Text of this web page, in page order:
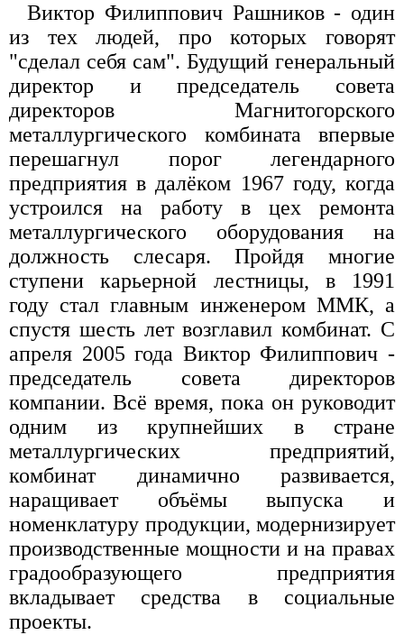
Виктор Филиппович Рашников - один
из тех людей, про которых говорят
"сделал себя сам". Будущий генеральный
директор и председатель совета
директоров Магнитогорского
металлургического комбината впервые
перешагнул порог легендарного
предприятия в далёком 1967 году, когда
устроился на работу в цех ремонта
металлургического оборудования на
должность слесаря. Пройдя многие
ступени карьерной лестницы, в 1991
году стал главным инженером ММК, а
спустя шесть лет возглавил комбинат. С
апреля 2005 года Виктор Филиппович -
председатель совета директоров
компании. Всё время, пока он руководит
одним из крупнейших в стране
металлургических предприятий,
комбинат динамично развивается,
наращивает объёмы выпуска и
номенклатуру продукции, модернизирует
производственные мощности и на правах
градообразующего предприятия
вкладывает средства в социальные
проекты.